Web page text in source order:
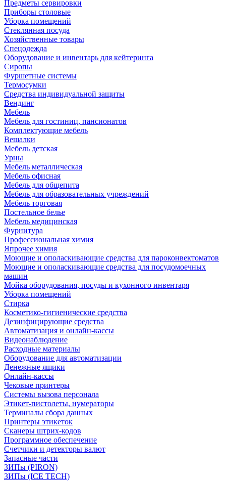
Предметы сервировки
Приборы столовые
Уборка помещений
Стеклянная посуда
Хозяйственные товары
Спецодежда
Оборудование и инвентарь для кейтеринга
Сиропы
Фуршетные системы
Термосумки
Средства индивидуальной защиты
Вендинг
Мебель
Мебель для гостиниц, пансионатов
Комплектующие мебель
Вешалки
Мебель детская
Урны
Мебель металлическая
Мебель офисная
Мебель для общепита
Мебель для образовательных учреждений
Мебель торговая
Постельное белье
Мебель медицинская
Фурнитура
Профессиональная химия
Япрочее химия
Моющие и ополаскивающие средства для пароконвектоматов
Моющие и ополаскивающие средства для посудомоечных
машин
Мойка оборудования, посуды и кухонного инвентаря
Уборка помещений
Стирка
Косметико-гигиенические средства
Дезинфицирующие средства
Автоматизация и онлайн-кассы
Видеонаблюдение
Расходные материалы
Оборудование для автоматизации
Денежные ящики
Онлайн-кассы
Чековые принтеры
Системы вызова персонала
Этикет-пистолеты, нумераторы
Терминалы сбора данных
Принтеры этикеток
Сканеры штрих-кодов
Программное обеспечение
Счетчики и детекторы валют
Запасные части
ЗИПы (PIRON)
ЗИПы (ICE TECH)